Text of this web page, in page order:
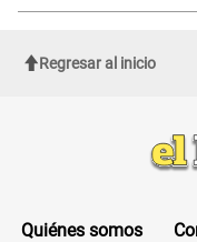
Regresar al inicio
Quiénes somos